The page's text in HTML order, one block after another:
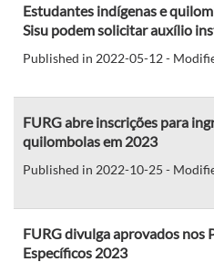
Estudantes indígenas e
Sisu podem solicitar auxílio
Published in 2022-05-12 -
FURG abre inscrições para
quilombolas em 2023
Published in 2022-10-25 -
FURG divulga aprovados nos
Específicos 2023